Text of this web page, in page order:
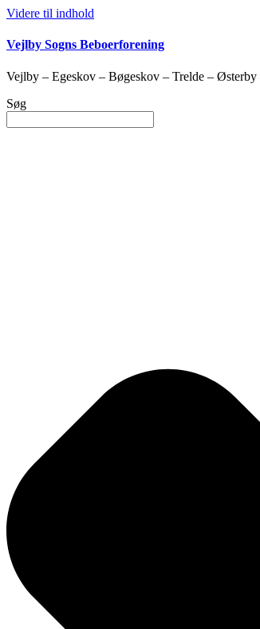
Videre til indhold
Vejlby Sogns Beboerforening
Vejlby – Egeskov – Bøgeskov – Trelde – Østerby
Søg